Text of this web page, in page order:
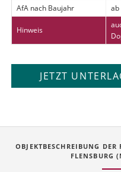
AfA nach Baujahr
ab
Hinweis
JETZT
OBJEKTBESCHREIBUNG
FLENSBURG